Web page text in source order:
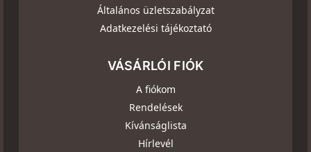
Általános üzletszabályzat
Adatkezelési tájékoztató
VÁSÁRLÓI FIÓK
A fiókom
Rendelések
Kívánságlista
Hírlevél